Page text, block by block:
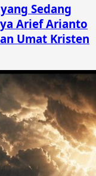
Sedang
Arief Arianto
Umat Kristen